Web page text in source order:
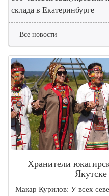
склада в Екатеринбурге
Все новости
Хранители
Макар Курилов: У всех